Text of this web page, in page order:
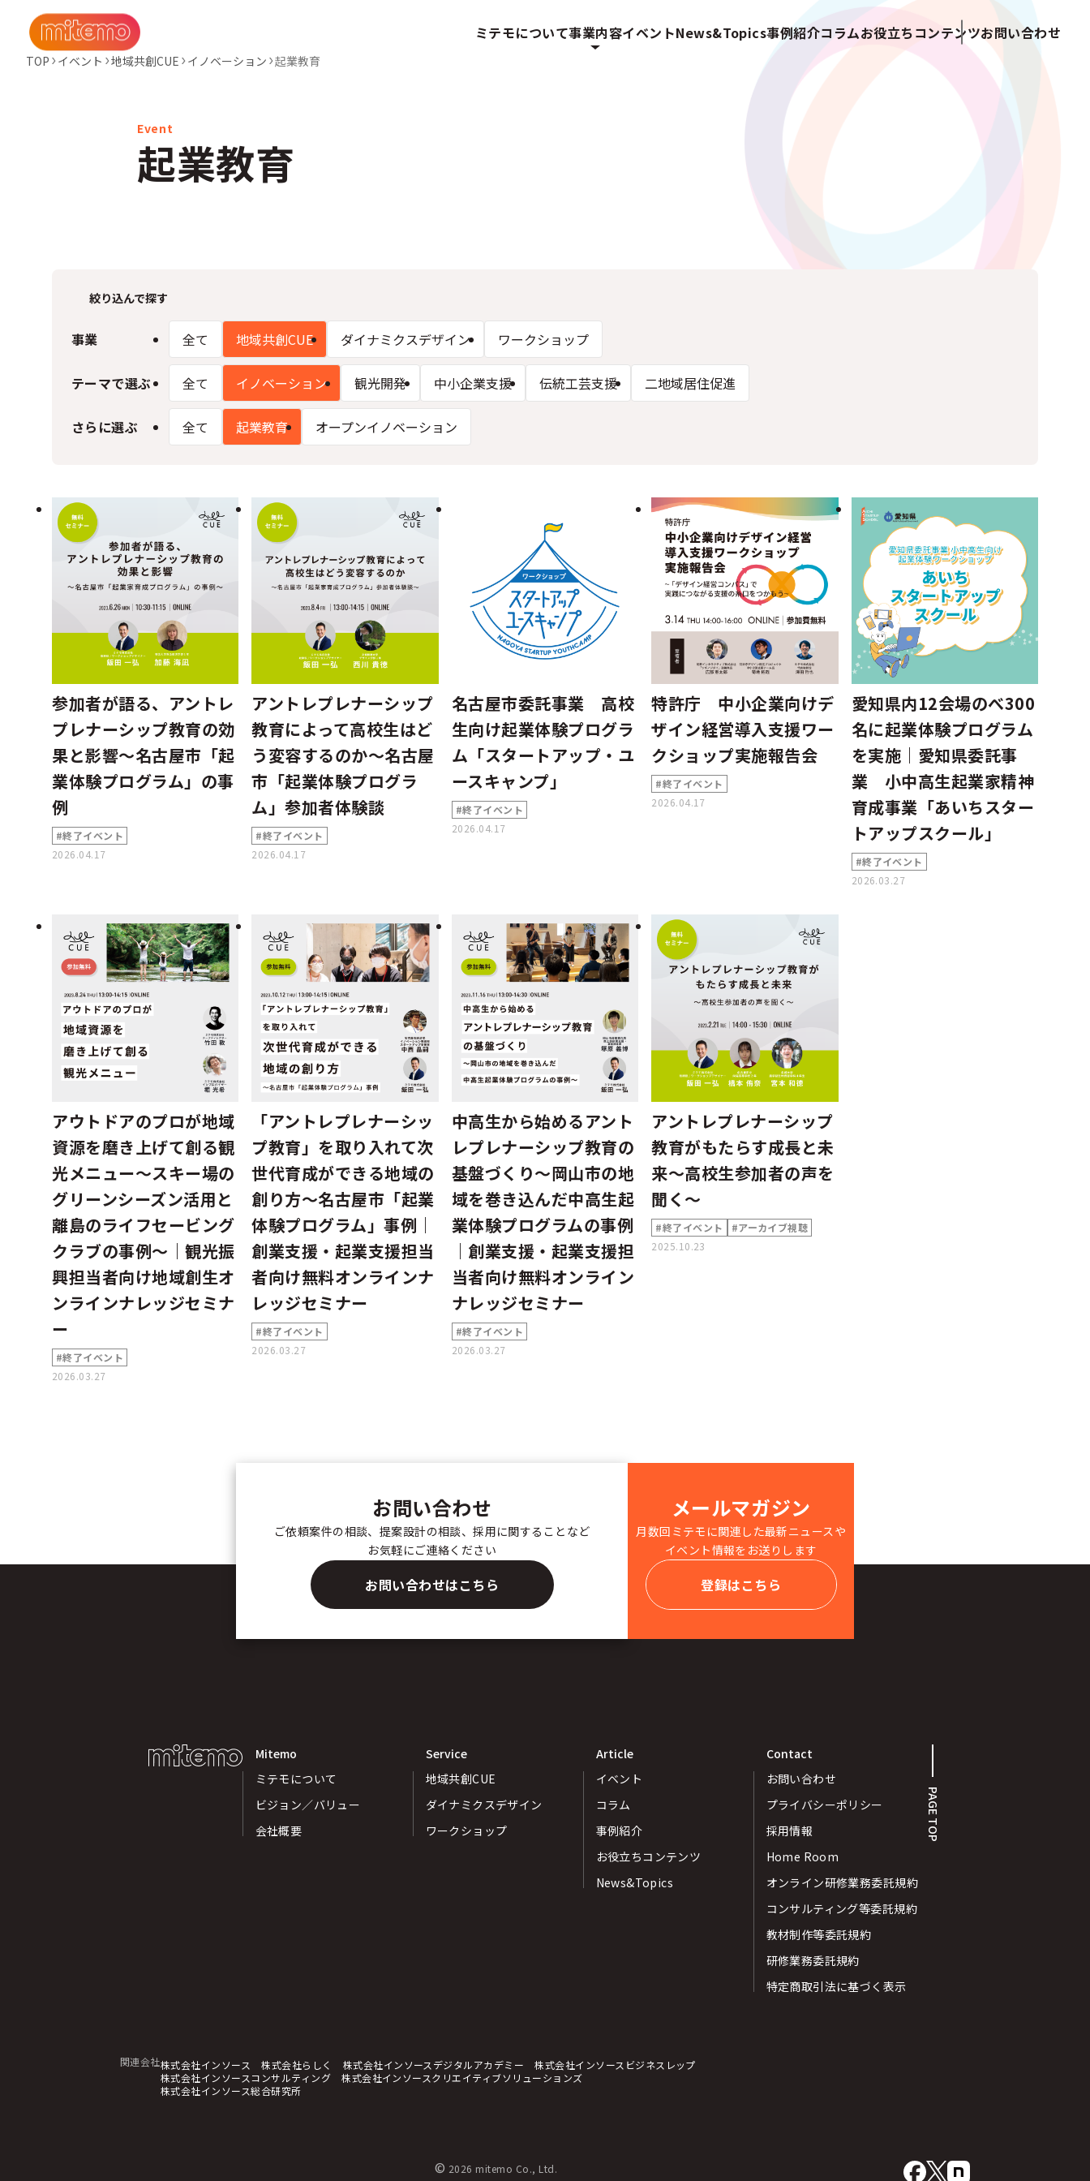
ミテモについて事業内容イベントNews&Topics事例紹介コラムお役立ちコンテンツお問い合わせ
TOP イベント 地域共創CUE イノベーション 起業教育
起業教育
絞り込んで探す
事業 全て 地域共創CUE ダイナミクスデザイン ワークショップ
テーマで選ぶ 全て イノベーション 観光開発 中小企業支援 伝統工芸支援 二地域居住促進
さらに選ぶ 全て 起業教育 オープンイノベーション
参加者が語る、アントレ
プレナーシップ教育の効
果と影響～名古屋市「起
業体験プログラム」の事
例
#終了イベント
2026.04.17
アントレプレナーシップ
教育によって高校生はど
う変容するのか～名古屋
市「起業体験プログラ
ム」参加者体験談
#終了イベント
2026.04.17
名古屋市委託事業 高校
生向け起業体験プログラ
ム「スタートアップ・ユ
ースキャンプ」
#終了イベント
2026.04.17
特許庁 中小企業向けデ
ザイン経営導入支援ワー
クショップ実施報告会
#終了イベント
2026.04.17
愛知県内12会場のべ300
名に起業体験プログラム
を実施｜愛知県委託事
業 小中高生起業家精神
育成事業「あいちスター
トアップスクール」
#終了イベント
2026.03.27
アウトドアのプロが地域
資源を磨き上げて創る観
光メニュー～スキー場の
グリーンシーズン活用と
離島のライフセービング
クラブの事例～｜観光振
興担当者向け地域創生オ
ンラインナレッジセミナ
ー
#終了イベント
2026.03.27
「アントレプレナーシッ
プ教育」を取り入れて次
世代育成ができる地域の
創り方～名古屋市「起業
体験プログラム」事例｜
創業支援・起業支援担当
者向け無料オンラインナ
レッジセミナー
#終了イベント
2026.03.27
中高生から始めるアント
レプレナーシップ教育の
基盤づくり～岡山市の地
域を巻き込んだ中高生起
業体験プログラムの事例
｜創業支援・起業支援担
当者向け無料オンライン
ナレッジセミナー
#終了イベント
2026.03.27
アントレプレナーシップ
教育がもたらす成長と未
来～高校生参加者の声を
聞く～
#終了イベント
#アーカイブ視聴
2025.10.23
お問い合わせ
ご依頼案件の相談、提案設計の相談、採用に関することなど
お気軽にご連絡ください
お問い合わせはこちら
メールマガジン
月数回ミテモに関連した最新ニュースや
イベント情報をお送りします
登録はこちら
Mitemo
ミテモについて
ビジョン／バリュー
会社概要
Service
地域共創CUE
ダイナミクスデザイン
ワークショップ
Article
イベント
コラム
事例紹介
お役立ちコンテンツ
News&Topics
Contact
お問い合わせ
プライバシーポリシー
採用情報
Home Room
オンライン研修業務委託規約
コンサルティング等委託規約
教材制作等委託規約
研修業務委託規約
特定商取引法に基づく表示
PAGE TOP
関連会社株式会社インソース 株式会社らしく 株式会社インソースデジタルアカデミー
株式会社インソースビジネスレップ
株式会社インソースコンサルティング
株式会社インソースクリエイティブソリューションズ
株式会社インソース総合研究所
© 2026 mitemo Co., Ltd.